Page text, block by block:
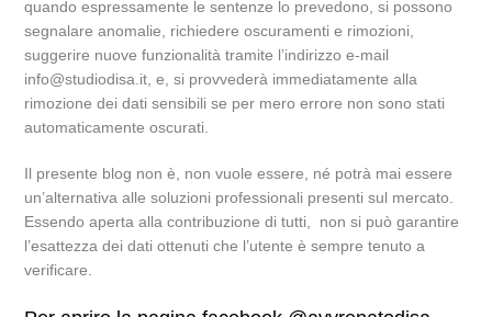
quando espressamente le sentenze lo prevedono, si possono
segnalare anomalie, richiedere oscuramenti e rimozioni,
suggerire nuove funzionalità tramite l’indirizzo e-mail
info@studiodisa.it, e, si provvederà immediatamente alla
rimozione dei dati sensibili se per mero errore non sono stati
automaticamente oscurati.
Il presente blog non è, non vuole essere, né potrà mai essere
un’alternativa alle soluzioni professionali presenti sul mercato.
Essendo aperta alla contribuzione di tutti, non si può garantire
l’esattezza dei dati ottenuti che l’utente è sempre tenuto a
verificare.